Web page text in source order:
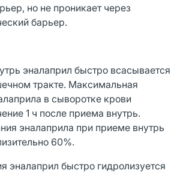
но не проникает через
барьер.
эналаприл быстро всасывается
тракте. Максимальная
в сыворотке крови
1 ч после приема внутрь.
эналаприла при приеме внутрь
60%.
эналаприл быстро гидролизуется